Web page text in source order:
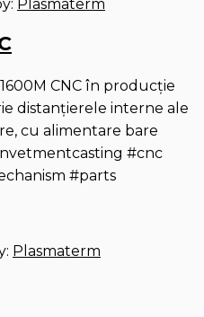
Plasmaterm
CNC în producție
distanțierele interne ale
cu alimentare bare
#cnc
#parts
Plasmaterm